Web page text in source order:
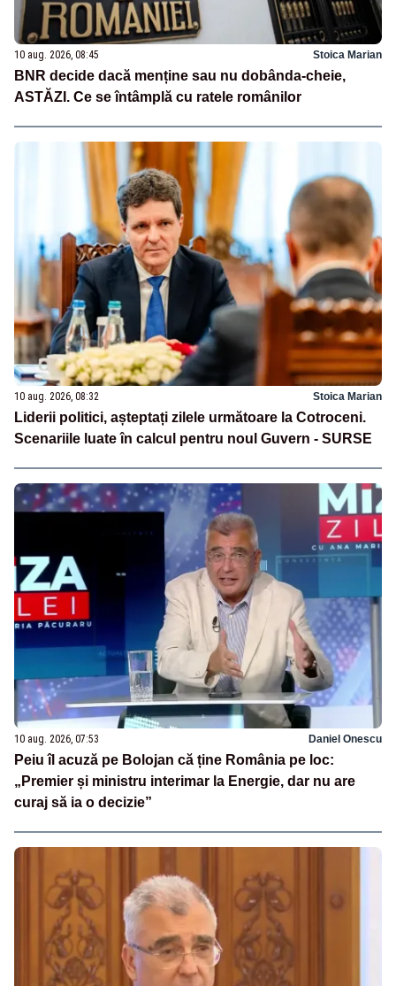
10 aug. 2026, 08:45 Stoica Marian
BNR decide dacă menține sau nu dobânda-cheie,
ASTĂZI. Ce se întâmplă cu ratele românilor
10 aug. 2026, 08:32 Stoica Marian
Liderii politici, așteptați zilele următoare la Cotroceni.
Scenariile luate în calcul pentru noul Guvern - SURSE
10 aug. 2026, 07:53 Daniel Onescu
Peiu îl acuză pe Bolojan că ține România pe loc:
„Premier și ministru interimar la Energie, dar nu are
curaj să ia o decizie”